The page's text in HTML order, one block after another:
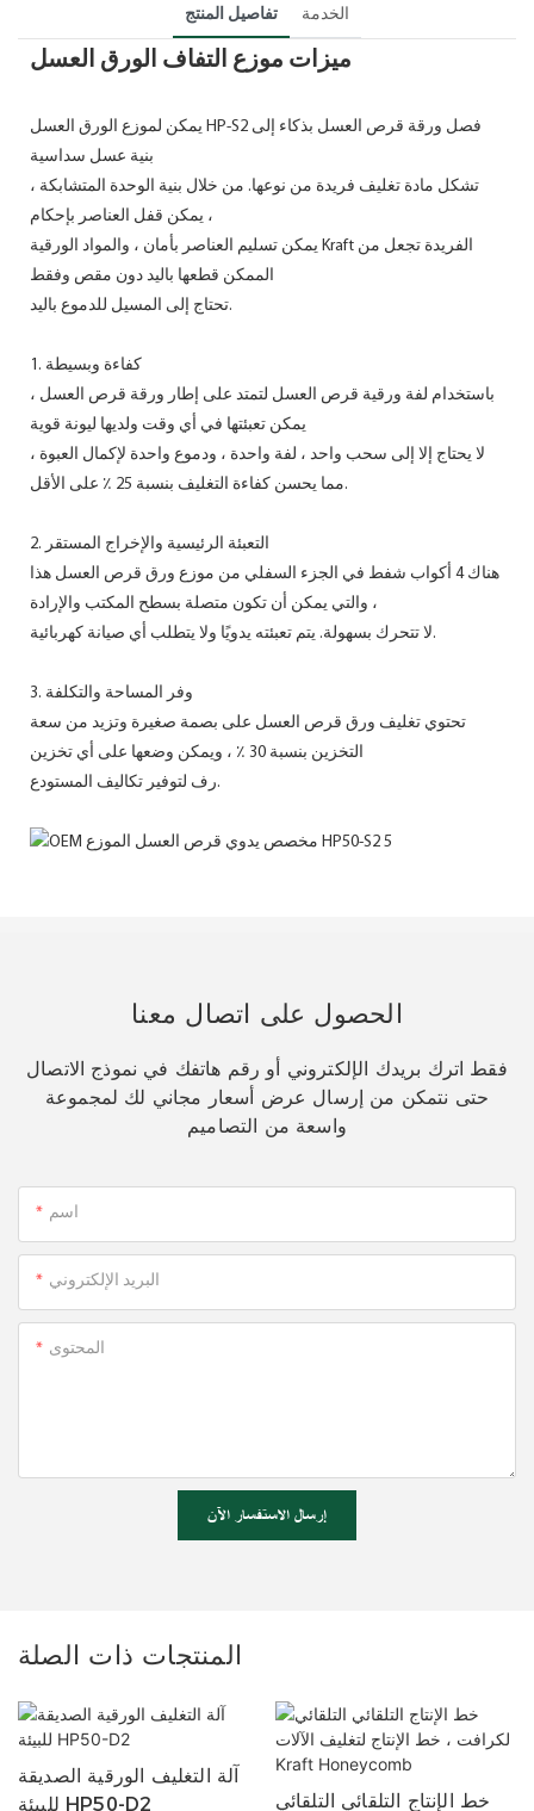
تفاصيل المنتج الخدمة
ميزات موزع التفاف الورق العسل
يمكن لموزع الورق العسل HP-S2 فصل ورقة قرص العسل بذكاء إلى
تشكل مادة تغليف فريدة من نوعها. من خلال بنية الوحدة المتشابكة ،
يمكن قفل العناصر بإحكام ،
يمكن تسليم العناصر بأمان ، والمواد الورقية Kraft الفريدة تجعل من
تحتاج إلى المسيل للدموع باليد.
1. كفاءة وبسيطة
باستخدام لفة ورقية قرص العسل لتمتد على إطار ورقة قرص العسل ،
لا يحتاج إلا إلى سحب واحد ، لفة واحدة ، ودموع واحدة لإكمال العبوة ،
مما يحسن كفاءة التغليف بنسبة 25 ٪ على الأقل.
2. التعبئة الرئيسية والإخراج المستقر
هناك 4 أكواب شفط في الجزء السفلي من موزع ورق قرص العسل هذا
لا تتحرك بسهولة. يتم تعبئته يدويًا ولا يتطلب أي صيانة كهربائية.
3. وفر المساحة والتكلفة
تحتوي تغليف ورق قرص العسل على بصمة صغيرة وتزيد من سعة
رف لتوفير تكاليف المستودع.
الحصول على اتصال معنا
فقط اترك بريدك الإلكتروني أو رقم هاتفك في نموذج الاتصال
حتى نتمكن من إرسال عرض أسعار مجاني لك لمجموعة
واسعة من التصاميم
اسم
البريد الإلكتروني
المحتوى
إرسال الاستفسار الآن
المنتجات ذات الصلة
آلة التغليف الورقية الصديقة
للبيئة HP50-D2
خط الإنتاج التلقائي التلقائي